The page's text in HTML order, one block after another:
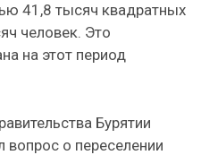
41,8 тысяч квадратных
человек. Это
на этот период
Бурятии
вопрос о переселении